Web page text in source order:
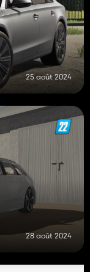
25 août 2024
28 août 2024